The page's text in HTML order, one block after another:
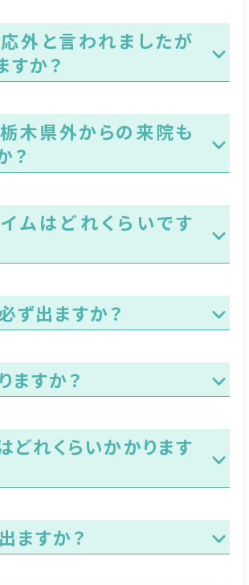
外と言われましたが
すか？
木県外からの来院も
？
ムはどれくらいです
ず出ますか？
ますか？
どれくらいかかります
ますか？